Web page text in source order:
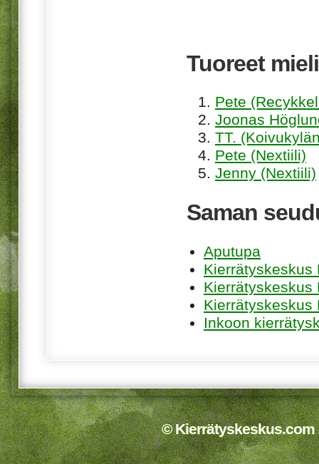
Tuoreet
Pete
Joonas
TT.
Pete (Nextiili)
Jenny (Nextiili)
Saman
Aputupa
Kierrätyskeskus
Kierrätyskeskus
Kierrätyskeskus
Inkoon
© Kierrätyskeskus.com